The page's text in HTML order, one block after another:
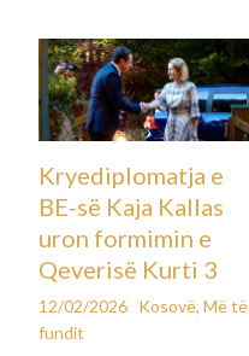
Kryediplomatja e
BE-së Kaja Kallas
uron formimin e
Qeverisë Kurti 3
12/02/2026 Kosovë,Më të
fundit